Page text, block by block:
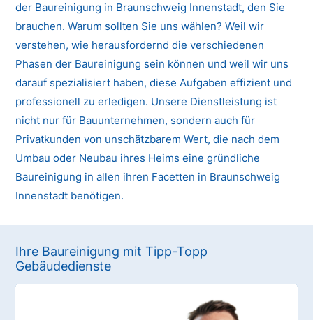
der Baureinigung in Braunschweig Innenstadt, den Sie
brauchen. Warum sollten Sie uns wählen? Weil wir
verstehen, wie herausfordernd die verschiedenen
Phasen der Baureinigung sein können und weil wir uns
darauf spezialisiert haben, diese Aufgaben effizient und
professionell zu erledigen. Unsere Dienstleistung ist
nicht nur für Bauunternehmen, sondern auch für
Privatkunden von unschätzbarem Wert, die nach dem
Umbau oder Neubau ihres Heims eine gründliche
Baureinigung in allen ihren Facetten in Braunschweig
Innenstadt benötigen.
Ihre Baureinigung mit Tipp-Topp
Gebäudedienste